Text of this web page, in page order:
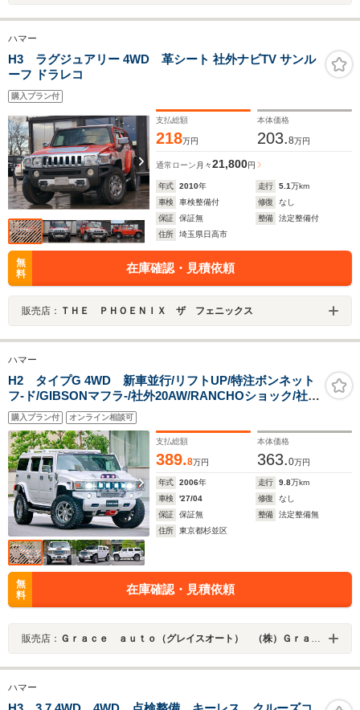
ハマー
H3 ラグジュアリー 4WD 革シート 社外ナビTV サンル
ーフ ドラレコ
購入プラン付
支払総額
218万円
本体価格
203.8万円
通常ローン 月々21,800円
年式 2010年 走行 5.1万km
車検
車検整備付 修復
なし
保証
保証無 整備
法定整備付
住所
埼玉県日高市
無
料
在庫確認・見積依頼
販売店： ＴＨＥ ＰＨＯＥＮＩＸ ザ フェニックス
ハマー
H2 タイプG 4WD 新車並行/リフトUP/特注ボンネット
フ-ド/GIBSONマフラ-/社外20AW/RANCHOショック/社外
LEDライト/社外LEDテ-ル・社外グリルガ-ド/社外サイド
STEP/黒革/サンル-フ/リクライニングKIT/大型ナビ/TV/B
カメラ/バネサス交換
購入プラン付 オンライン相談可
支払総額
389.8万円
本体価格
363.0万円
年式 2006年 走行 9.8万km
車検
'27/04 修復
なし
保証
保証無 整備
法定整備無
住所
東京都杉並区
無
料
在庫確認・見積依頼
販売店： Ｇｒａｃｅ ａｕｔｏ（グレイスオート） （株）Ｇｒａｃｅ
ハマー